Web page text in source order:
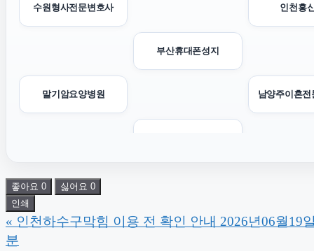
수원형사전문변호사 인천흥
부산휴대폰성지
말기암요양병원 남양주이혼전
종로구하수구막힘
이혼전문변호사
좋아요 0 싫어요 0
인쇄
« 인천하수구막힘 이용 전 확인 안내 2026년06월19
분